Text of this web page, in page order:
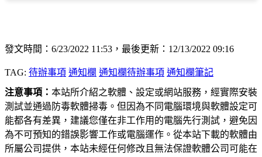
發文時間：6/23/2022 11:53，最後更新：12/13/2022 09:16
TAG: 待辦事項 通知欄 通知欄待辦事項 通知欄筆記
注意事項： 本站所介紹之軟體、設定或網站服務，經實際安裝
測試並通過防毒軟體掃毒。但因為不同電腦環境與軟體設定可
能都各有差異，建議您僅在非工作用的電腦先行測試，避免因
為不可預知的錯誤影響工作或電腦運作。從本站下載的軟體由
所屬公司提供，本站未經任何修改且無法保證軟體公司可能在